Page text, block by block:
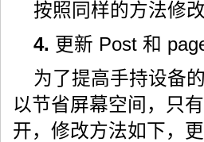
按照同样的方法修改
4. 更新 Post 和
为了提高手持设备
以节省屏幕空间，只
开，修改方法如下，